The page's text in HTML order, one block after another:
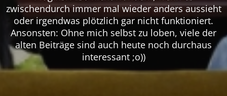
zwischendurch immer mal wieder anders aussieht
oder irgendwas plötzlich gar nicht funktioniert.
Ansonsten: Ohne mich selbst zu loben, viele der
alten Beiträge sind auch heute noch durchaus
interessant ;o))